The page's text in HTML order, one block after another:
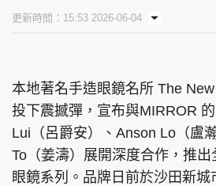
東周刊 cazbuyer
更新時間：15:53 2026-06-04
本地著名手造眼鏡名所 The
投下震撼彈，宣布與MIRROR
Lui（呂爵安）、Anson Lo（盧
To（姜濤）展開深度合作，推
眼鏡系列。品牌日前於沙田新